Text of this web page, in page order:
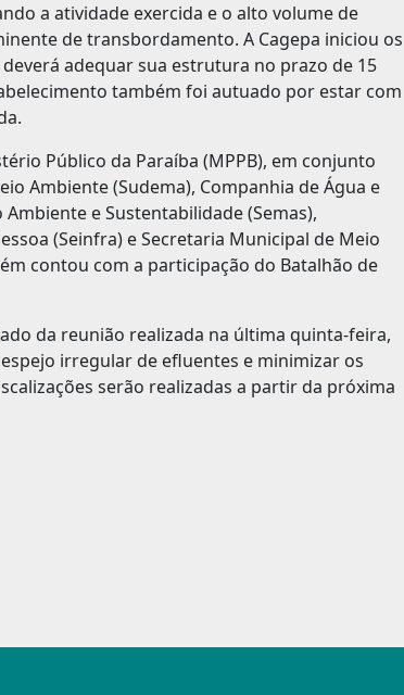
a atividade exercida e o alto volume de
de transbordamento. A Cagepa iniciou os
adequar sua estrutura no prazo de 15
também foi autuado por estar com
Público da Paraíba (MPPB), em conjunto
Ambiente (Sudema), Companhia de Água e
e Sustentabilidade (Semas),
(Seinfra) e Secretaria Municipal de Meio
contou com a participação do Batalhão de
da reunião realizada na última quinta-feira,
irregular de efluentes e minimizar os
serão realizadas a partir da próxima